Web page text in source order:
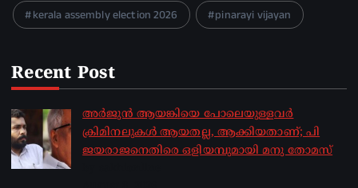
kerala assembly election 2026
pinarayi vijayan
Recent Post
അർജുൻ ആയങ്കിയെ പോലെയുള്ളവർ
ക്രിമിനലുകൾ ആയതല്ല, ആക്കിയതാണ്; പി
ജയരാജനെതിരെ ഒളിയമ്പുമായി മനു തോമസ്